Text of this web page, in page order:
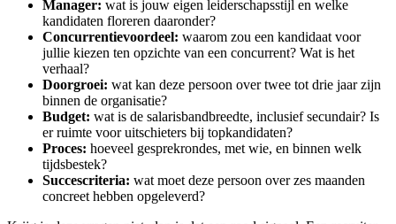
Manager: wat is jouw eigen leiderschapsstijl en welke
kandidaten floreren daaronder?
Concurrentievoordeel: waarom zou een kandidaat voor
jullie kiezen ten opzichte van een concurrent? Wat is het
verhaal?
Doorgroei: wat kan deze persoon over twee tot drie jaar zijn
binnen de organisatie?
Budget: wat is de salarisbandbreedte, inclusief secundair? Is
er ruimte voor uitschieters bij topkandidaten?
Proces: hoeveel gesprekrondes, met wie, en binnen welk
tijdsbestek?
Succescriteria: wat moet deze persoon over zes maanden
concreet hebben opgeleverd?